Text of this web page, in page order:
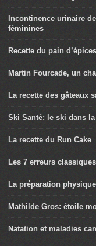
Incontinence urinaire
féminines
Recette du pain d’épices
Martin Fourcade, un
La recette des gâteaux
Ski Santé: le ski dans
La recette du Run Cake
Les 7 erreurs
La préparation
Mathilde Gros: étoile
Natation et maladies